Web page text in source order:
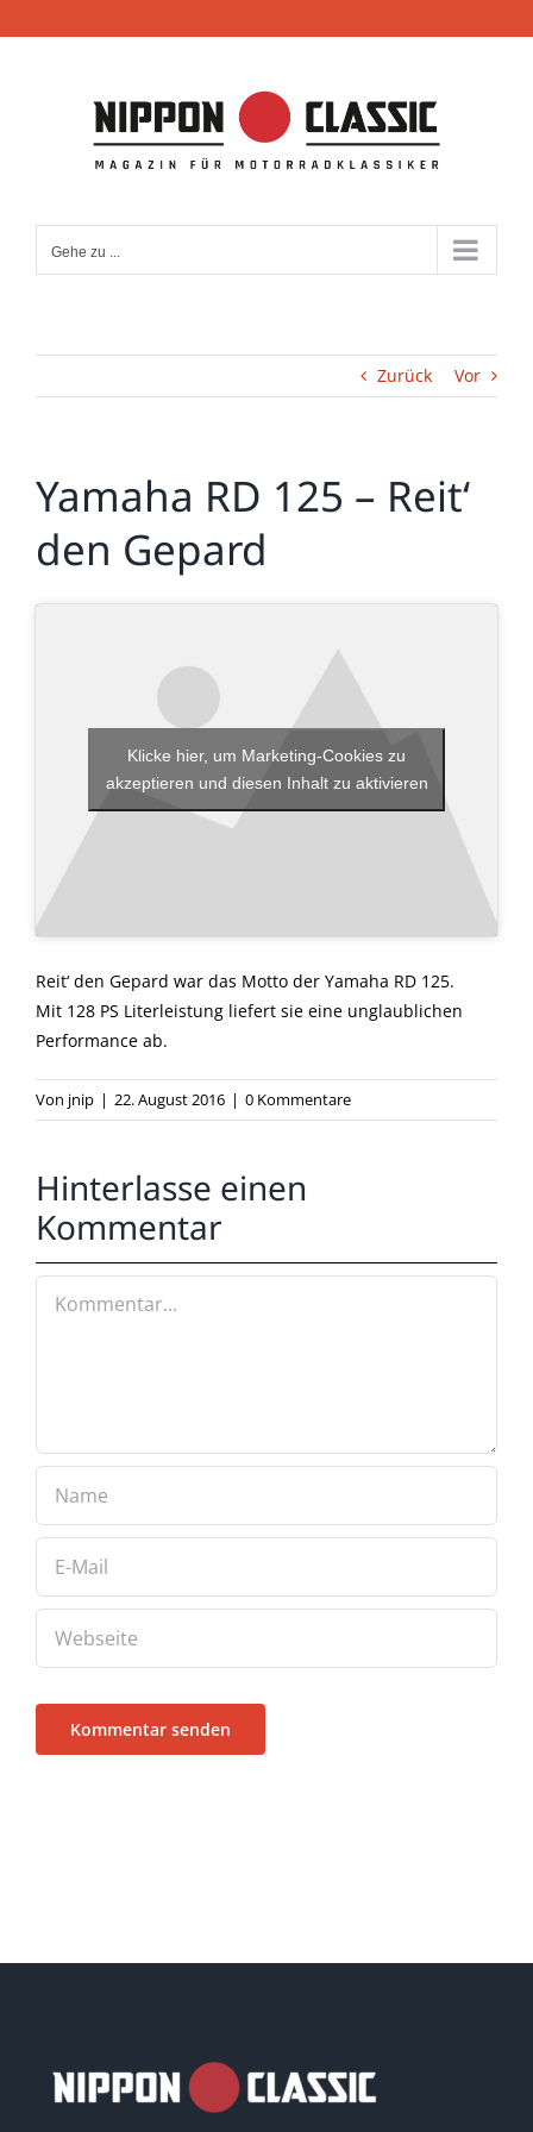
Inhalt
Gehe zu ...
Zurück Vor
Yamaha RD 125 – Reit‘
den Gepard
Klicke hier, um Marketing-Cookies zu
akzeptieren und diesen Inhalt zu aktivieren
Reit‘ den Gepard war das Motto der Yamaha RD 125.
Mit 128 PS Literleistung liefert sie eine unglaublichen
Performance ab.
Von jnip | 22. August 2016 | 0 Kommentare
Hinterlasse einen
Kommentar